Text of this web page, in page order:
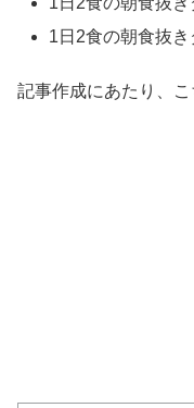
1日2食の朝食抜き
記事作成にあたり、こ